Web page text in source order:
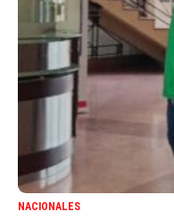
NACIONALES